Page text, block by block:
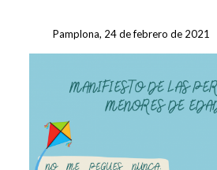
Pamplona, 24 de febrero de 2021